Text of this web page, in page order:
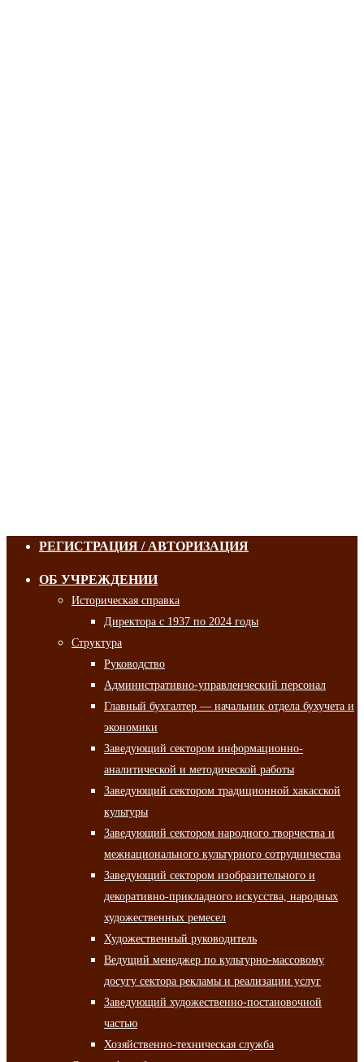
РЕГИСТРАЦИЯ / АВТОРИЗАЦИЯ
ОБ УЧРЕЖДЕНИИ
Историческая справка
Директора с 1937 по 2024 годы
Структура
Руководство
Административно-управленческий персонал
Главный бухгалтер — начальник отдела бухучета и
экономики
Заведующий сектором информационно-
аналитической и методической работы
Заведующий сектором традиционной хакасской
культуры
Заведующий сектором народного творчества и
межнационального культурного сотрудничества
Заведующий сектором изобразительного и
декоративно-прикладного искусства, народных
художественных ремесел
Художественный руководитель
Ведущий менеджер по культурно-массовому
досугу сектора рекламы и реализации услуг
Заведующий художественно-постановочной
частью
Хозяйственно-техническая служба